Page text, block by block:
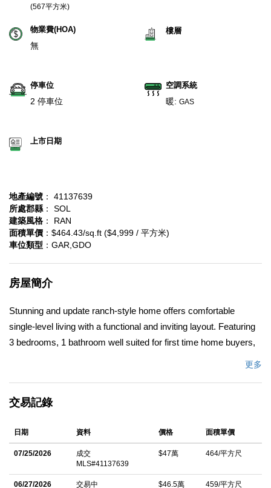
(567平方米)
物業費(HOA)
無
樓層
停車位
2 停車位
空調系統
暖: GAS
上市日期
地產編號 ： 41137639
所處郡縣 ： SOL
建築風格 ： RAN
面積單價 ：$464.43/sq.ft ($4,999 / 平方米)
車位類型 ：GAR,GDO
房屋簡介
Stunning and update ranch-style home offers comfortable
single-level living with a functional and inviting layout. Featuring
3 bedrooms, 1 bathroom well suited for first time home buyers,
approximately 3.8 miles from the Vallejo Ferry Terminal and I-80
中文描述
更多
交易記錄
日期 資料 價格 面積單價
07/25/2026
成交
MLS#41137639
$47萬 464/平方尺
06/27/2026 交易中 $46.5萬 459/平方尺